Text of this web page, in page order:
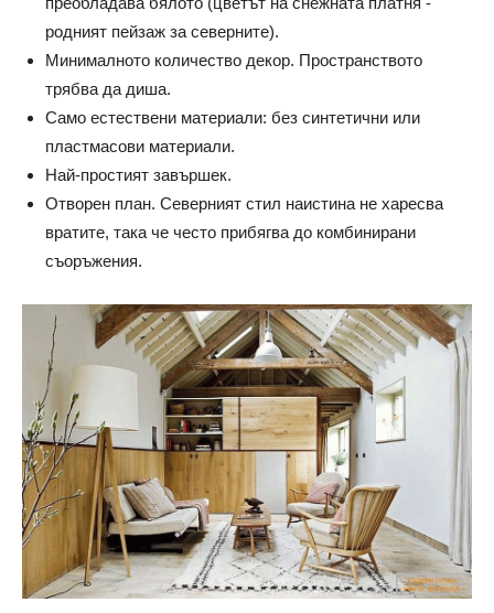
родният пейзаж за северните).
Минималното количество декор. Пространството
трябва да диша.
Само естествени материали: без синтетични или
пластмасови материали.
Най-простият завършек.
Отворен план. Северният стил наистина не харесва
вратите, така че често прибягва до комбинирани
съоръжения.